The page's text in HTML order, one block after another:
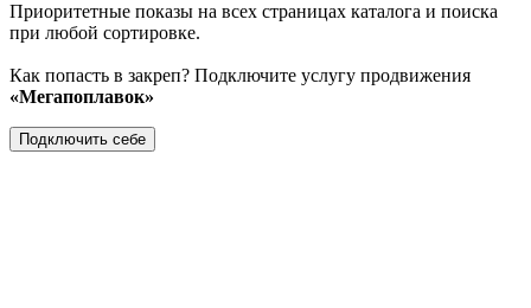
Приоритетные показы на всех страницах каталога и поиска
при любой сортировке.
Как попасть в закреп? Подключите услугу продвижения
«Мегапоплавок»
Подключить себе